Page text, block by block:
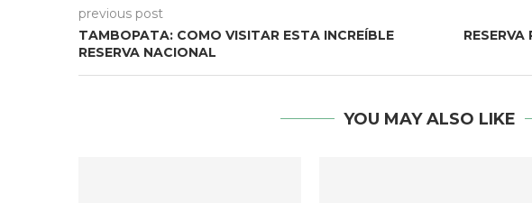
previous post
TAMBOPATA: COMO VISITAR ESTA INCREÍBLE
RESERVA NACIONAL
YOU MAY ALSO LIKE